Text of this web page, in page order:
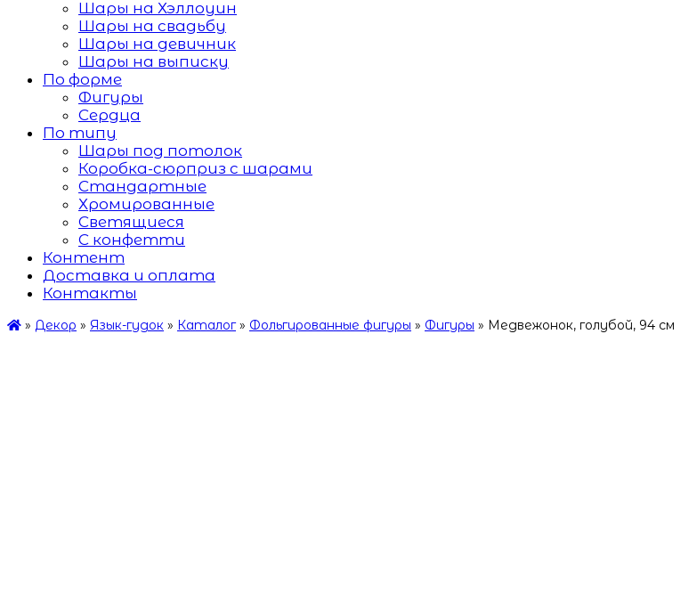
Шары на Хэллоуин
Шары на свадьбу
Шары на девичник
Шары на выписку
По форме
Фигуры
Сердца
По типу
Шары под потолок
Коробка-сюрприз с шарами
Стандартные
Хромированные
Светящиеся
С конфетти
Контент
Доставка и оплата
Контакты
» Декор » Язык-гудок » Каталог» Фольгированные фигуры » Фигуры » Медвежонок, голубой, 94 см